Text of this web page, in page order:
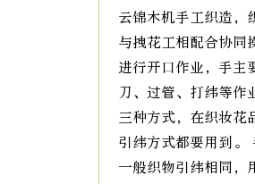
云锦木机手工织造，
与拽花工相配合协同
进行开口作业，手主
刀、过管、打纬等作
三种方式，在织妆花
引纬方式都要用到。
一般织物引纬相同，